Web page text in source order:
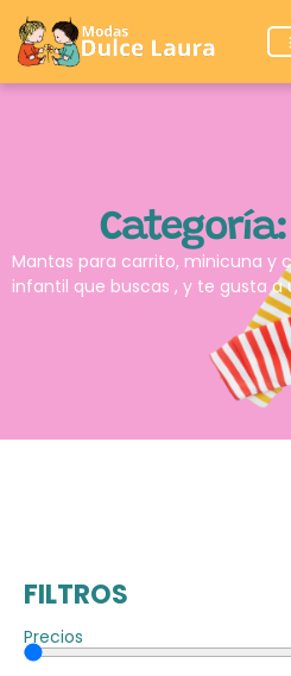
Mantas para carrito, minicuna y
infantil que buscas , y te gusta a
FILTROS
Precios